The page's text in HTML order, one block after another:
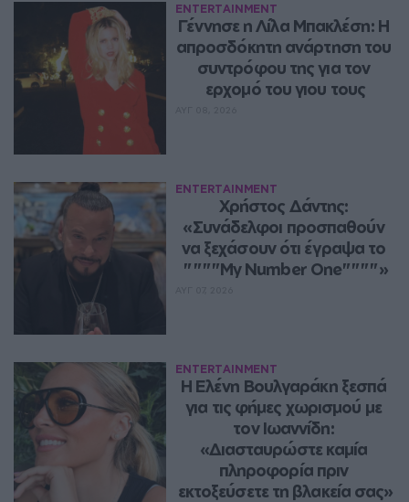
ENTERTAINMENT
Γέννησε η Λίλα Μπακλέση: Η
απροσδόκητη ανάρτηση του
συντρόφου της για τον
ερχομό του γιου τους
ENTERTAINMENT
Χρήστος Δάντης:
«Συνάδελφοι προσπαθούν
να ξεχάσουν ότι έγραψα το
""""My Number One""""»
ENTERTAINMENT
Η Ελένη Βουλγαράκη ξεσπά
για τις φήμες χωρισμού με
τον Ιωαννίδη:
«Διασταυρώστε καμία
πληροφορία πριν
εκτοξεύσετε τη βλακεία σας»